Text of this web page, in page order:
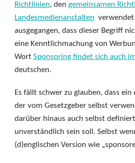
Richtlinien, den gemeinsamen
Landesmedienanstalten
ausgegangen, dass dieser Begriff
eine Kenntlichmachung von
Wort Sponsoring findet sich auch
deutschen.
Es fällt schwer zu glauben, dass ein
der vom Gesetzgeber selbst
darüber hinaus auch selbst
unverständlich sein soll. Selbst
(d)englischen Version wie